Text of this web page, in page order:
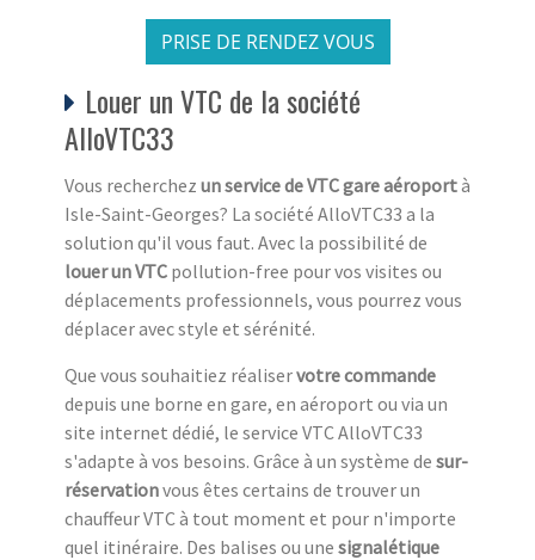
PRISE DE RENDEZ VOUS
Louer un VTC de la société
AlloVTC33
Vous recherchez un service de VTC gare aéroportà
Isle-Saint-Georges? La société AlloVTC33 a la
solution qu'il vous faut. Avec la possibilité de
louer un VTC pollution-free pour vos visites ou
déplacements professionnels, vous pourrez vous
déplacer avec style et sérénité.
Que vous souhaitiez réaliservotre commande
depuis une borne en gare, en aéroport ou via un
site internet dédié, le service VTC AlloVTC33
s'adapte à vos besoins. Grâce à un système de sur-
réservationvous êtes certains de trouver un
chauffeur VTC à tout moment et pour n'importe
quel itinéraire. Des balises ou une signalétique